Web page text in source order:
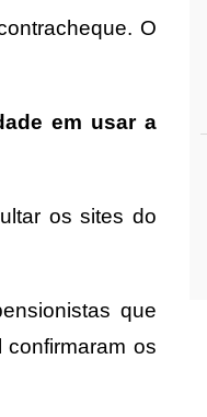
O
em usar a
ossites do
que
os